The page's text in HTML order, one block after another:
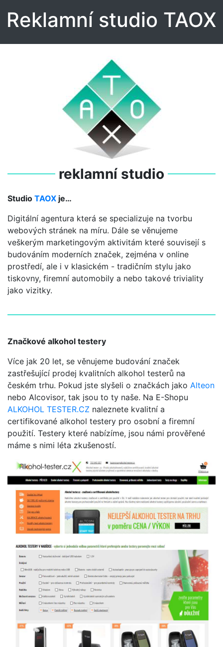
Reklamní studio TAOX
reklamní studio
Studio TAOX je…
Digitální agentura která se specializuje na tvorbu
webových stránek na míru. Dále se věnujeme
veškerým marketingovým aktivitám které souvisejí s
budováním moderních značek, zejména v online
prostředí, ale i v klasickém - tradičním stylu jako
tiskovny, firemní automobily a nebo takové triviality
jako vizitky.
Značkové alkohol testery
Více jak 20 let, se věnujeme budování značek
zastřešující prodej kvalitních alkohol testerů na
českém trhu. Pokud jste slyšeli o značkách jako Alteon
nebo Alcovisor, tak jsou to ty naše. Na E-Shopu
ALKOHOL TESTER.CZ naleznete kvalitní a
certifikované alkohol testery pro osobní a firemní
použití. Testery které nabízíme, jsou námi prověřené
máme s nimi léta zkušeností.